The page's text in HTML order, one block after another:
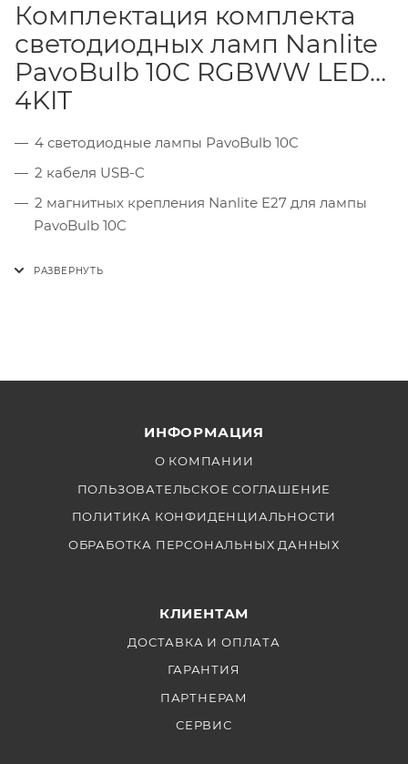
Комплектация комплекта
светодиодных ламп Nanlite
PavoBulb 10C RGBWW LED
4KIT
4 светодиодные лампы PavoBulb 10C
2 кабеля USB-C
2 магнитных крепления Nanlite E27 для лампы
PavoBulb 10C
Control Bank для PavoBulb и PavoTube
ИНФОРМАЦИЯ
О КОМПАНИИ
ПОЛЬЗОВАТЕЛЬСКОЕ СОГЛАШЕНИЕ
ПОЛИТИКА КОНФИДЕНЦИАЛЬНОСТИ
ОБРАБОТКА ПЕРСОНАЛЬНЫХ ДАННЫХ
КЛИЕНТАМ
ДОСТАВКА И ОПЛАТА
ГАРАНТИЯ
ПАРТНЕРАМ
СЕРВИС